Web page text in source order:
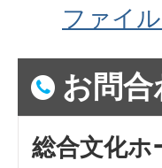
ファイ
お問
総合文化ホ